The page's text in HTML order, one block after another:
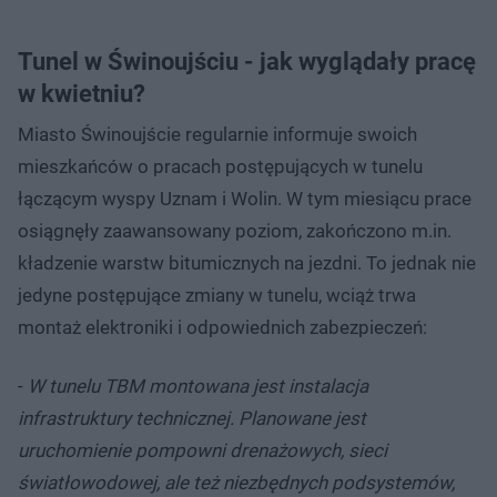
Tunel w Świnoujściu - jak wyglądały pracę
w kwietniu?
Miasto Świnoujście regularnie informuje swoich
mieszkańców o pracach postępujących w tunelu
łączącym wyspy Uznam i Wolin. W tym miesiącu prace
osiągnęły zaawansowany poziom, zakończono m.in.
kładzenie warstw bitumicznych na jezdni. To jednak nie
jedyne postępujące zmiany w tunelu, wciąż trwa
montaż elektroniki i odpowiednich zabezpieczeń:
- W tunelu TBM montowana jest instalacja
infrastruktury technicznej. Planowane jest
uruchomienie pompowni drenażowych, sieci
światłowodowej, ale też niezbędnych podsystemów,